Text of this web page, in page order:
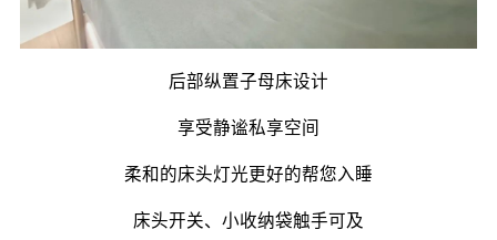
后部纵置子母床设计
享受静谧私享空间
柔和的床头灯光更好的帮您入睡
床头开关、小收纳袋触手可及